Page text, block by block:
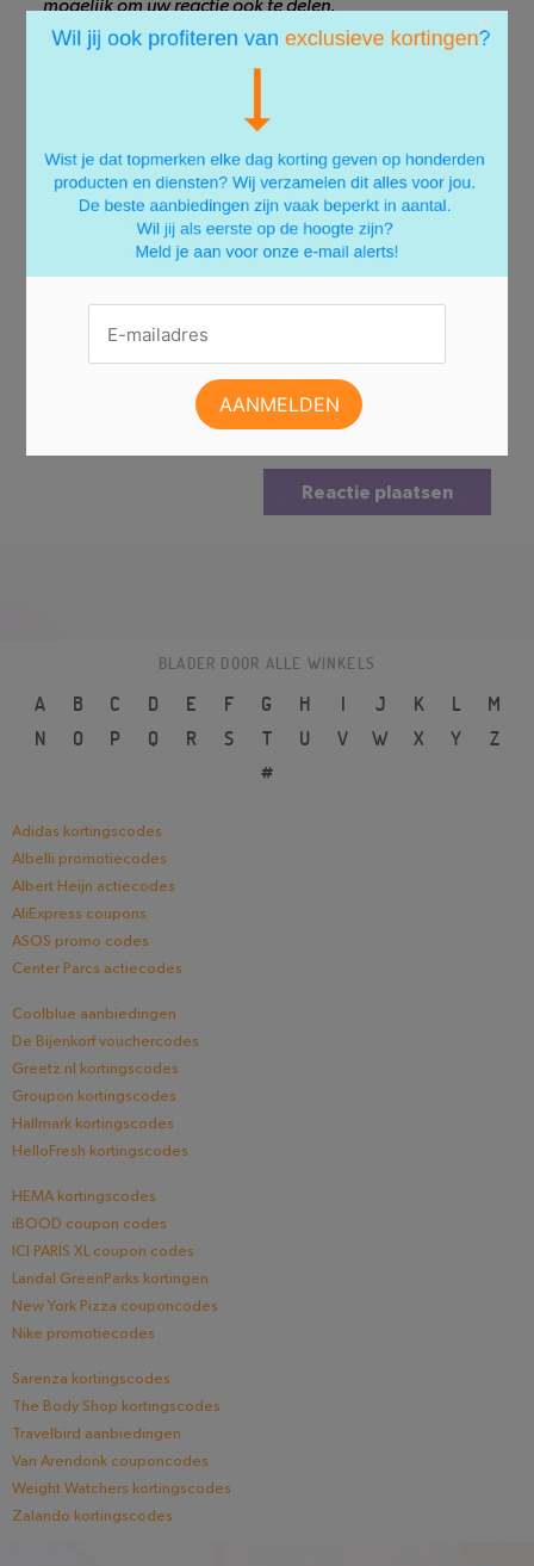
mogelijk om uw reactie ook te delen.
Reactie plaatsen
BLADER DOOR ALLE WINKELS
A B C D E F G H I J K L
M
N
O P Q R S T U V W X Y
Z
#
Adidas kortingscodes
Albelli promotiecodes
Albert Heijn actiecodes
AliExpress coupons
ASOS promo codes
Center Parcs actiecodes
Coolblue aanbiedingen
De Bijenkorf vouchercodes
Greetz.nl kortingscodes
Groupon kortingscodes
Hallmark kortingscodes
HelloFresh kortingscodes
HEMA kortingscodes
iBOOD coupon codes
ICI PARIS XL coupon codes
Landal GreenParks kortingen
New York Pizza couponcodes
Nike promotiecodes
Sarenza kortingscodes
The Body Shop kortingscodes
Travelbird aanbiedingen
Van Arendonk couponcodes
Weight Watchers kortingscodes
Zalando kortingscodes
×